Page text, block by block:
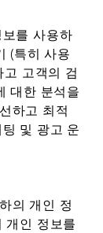
를 사용하
(특히 사용
고 고객의 검
대한 분석을
하고 최적
및 광고 운
의 개인 정
개인 정보를